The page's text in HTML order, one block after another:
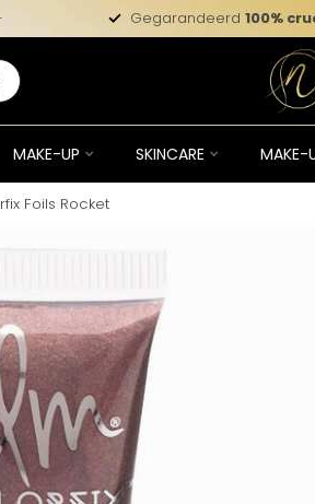
Gegarandeerd 100%
MAKE-UP SKINCARE MAKE-
Foils Rocket